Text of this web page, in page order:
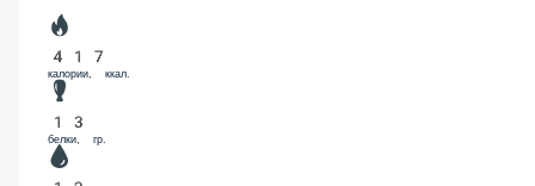
417
калории, ккал.
13
белки, гр.